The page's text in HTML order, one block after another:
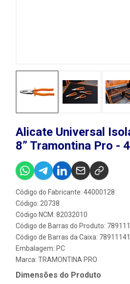
Alicate Universal
8” Tramontina Pro -
Código do Fabricante: 44000128
Código: 20738
Código NCM: 82032010
Código de Barras do Produto:
Código de Barras da Caixa:
Embalagem: PC
Marca: TRAMONTINA PRO
Dimensões do Produto